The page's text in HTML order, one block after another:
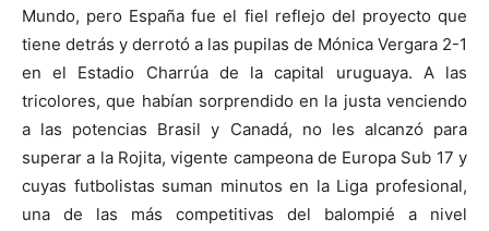
Mundo, pero España fue el fiel reflejo del proyecto que
tiene detrás y derrotó a las pupilas de Mónica Vergara 2-1
en el Estadio Charrúa de la capital uruguaya. A las
tricolores, que habían sorprendido en la justa venciendo
a las potencias Brasil y Canadá, no les alcanzó para
superar a la Rojita, vigente campeona de Europa Sub 17 y
cuyas futbolistas suman minutos en la Liga profesional,
una de las más competitivas del balompié a nivel